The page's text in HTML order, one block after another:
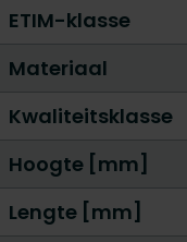
ETIM-klasse
Materiaal
Kwaliteitsklasse
Hoogte [mm]
Lengte [mm]